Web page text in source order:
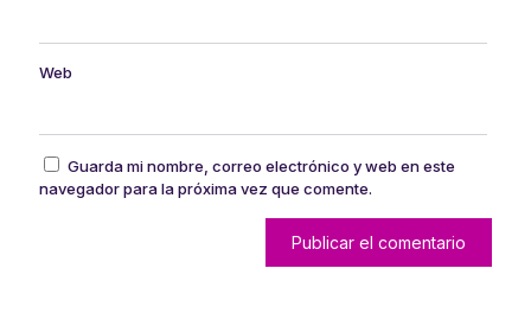
Web
Guarda mi nombre, correo electrónico y web en este
navegador para la próxima vez que comente.